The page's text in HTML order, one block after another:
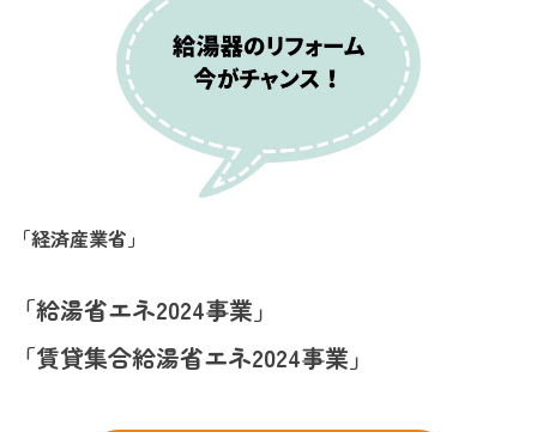
「経済産業省」
「給湯省エネ2024事業」
「賃貸集合給湯省エネ2024事業」